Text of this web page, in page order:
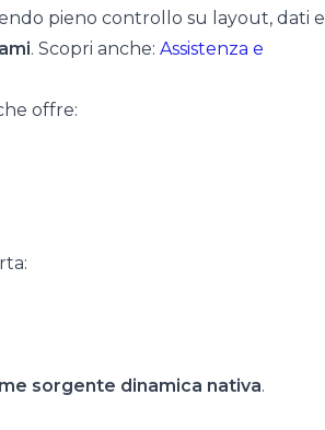
pieno controllo su layout, dati e
. Scopri anche: Assistenza e
offre:
sorgente dinamica nativa.